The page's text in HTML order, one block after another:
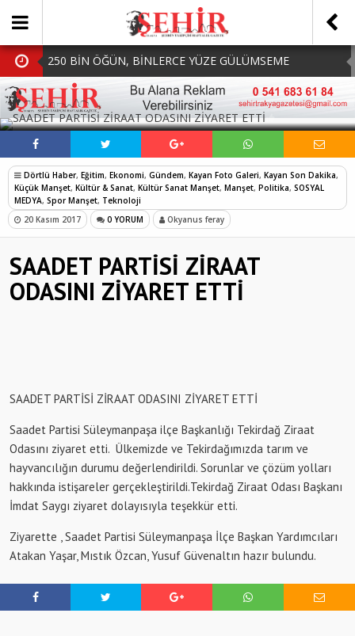
250 BİN ÖĞÜN, BİNLERCE YÜZE GÜLÜMSEME
BAŞKAN MÜGE YILDIZ TOPAK: ‘SOSYAL
BELEDİYECİLİKTE HİÇBİR HEMŞERİMİZİ YALNIZ
BIRAKMIYORUZ!’
MHP Çorlu İlçe Teşkilatında Yeni Dönem Başladı:
Mazbatalar Alındı
Dolu Vurdu, Büyükşehir Üreticiyi Yalnız Bırakmadı
SOFRALARDA BEREKETİ, GÖNÜLLERDE DAYANIŞMAYI
BÜYÜTÜYORUZ!
SOSYAL MEDYADA PAYLAŞ
Dörtlü Haber, Eğitim, Ekonomi, Gündem, Kayan Foto Galeri, Kayan Son Dakika,
Küçük Manşet, Kültür & Sanat, Kültür Sanat Manşet, Manşet, Politika, SOSYAL
MEDYA, Spor Manşet, Teknoloji
20 Kasım 2017
0 YORUM Okyanus feray
SAADET PARTİSİ ZİRAAT
ODASINI ZİYARET ETTİ
SAADET PARTİSİ ZİRAAT ODASINI ZİYARET ETTİ
Saadet Partisi Süleymanpaşa ilçe Başkanlığı Tekirdağ Ziraat
Odasını ziyaret etti. Ülkemizde ve Tekirdağımızda tarım ve
hayvancılığın durumu değerlendirildi. Sorunlar ve çözüm yolları
hakkında istişareler gerçekleştirildi.Tekirdağ Ziraat Odası Başkanı
İmdat Saygı ziyaret dolayısıyla teşekkür etti.
Ziyarette , Saadet Partisi Süleymanpaşa İlçe Başkan Yardımcıları
Atakan Yaşar, Mıstık Özcan, Yusuf Güvenaltın hazır bulundu.